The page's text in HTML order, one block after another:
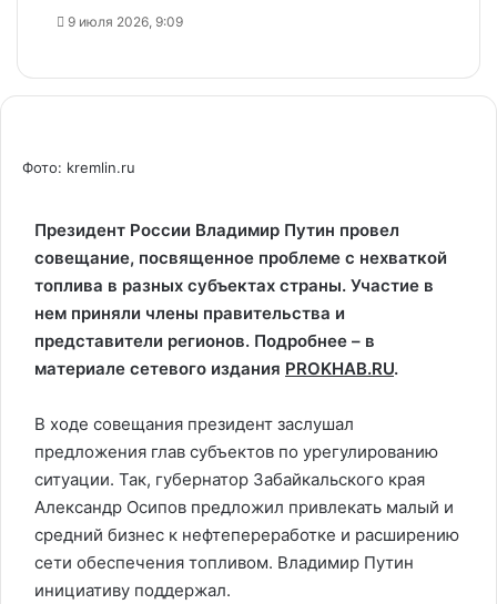
9 июля 2026, 9:09
Фото: kremlin.ru
Президент России Владимир Путин провел
совещание, посвященное проблеме с нехваткой
топлива в разных субъектах страны. Участие в
нем приняли члены правительства и
представители регионов. Подробнее – в
материале сетевого издания PROKHAB.RU.
В ходе совещания президент заслушал
предложения глав субъектов по урегулированию
ситуации. Так, губернатор Забайкальского края
Александр Осипов предложил привлекать малый и
средний бизнес к нефтепереработке и расширению
сети обеспечения топливом. Владимир Путин
инициативу поддержал.